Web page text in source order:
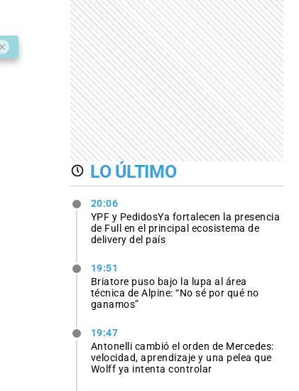
LO ÚLTIMO
20:06
YPF y PedidosYa fortalecen la presencia
de Full en el principal ecosistema de
delivery del país
19:51
Briatore puso bajo la lupa al área
técnica de Alpine: “No sé por qué no
ganamos”
19:47
Antonelli cambió el orden de Mercedes:
velocidad, aprendizaje y una pelea que
Wolff ya intenta controlar